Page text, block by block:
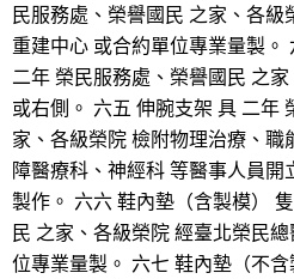
民服務處、榮譽國民 之家、各
重建中心 或合約單位專業量製。
二年 榮民服務處、榮譽國民 之
或右側。 六五 伸腕支架 具 二年
家、各級榮院 檢附物理治療、
障醫療科、神經科 等醫事人員開
製作。 六六 鞋內墊（含製模）
民 之家、各級榮院 經臺北榮民
位專業量製。 六七 鞋內墊（不